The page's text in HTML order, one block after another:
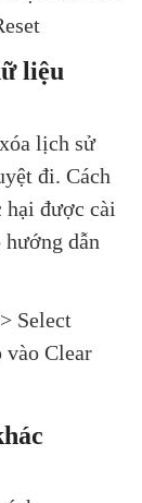
liệu
lịch sử
đi. Cách
hại được cài
dẫn
Select
vào Clear